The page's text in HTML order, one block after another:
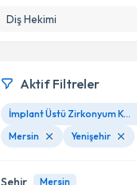
Diş Hekimi
Aktif Filtreler
İmplant Üstü Zirkonyum Köprü
Mersin
Yenişehir
Şehir Mersin